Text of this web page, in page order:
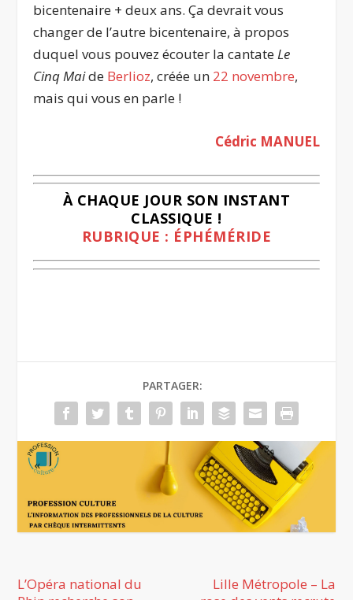
bicentenaire + deux ans. Ça devrait vous
changer de l’autre bicentenaire, à propos
duquel vous pouvez écouter la cantateLe
Cinq Maide Berlioz, créée un 22 novembre,
mais qui vous en parle !
Cédric MANUEL
À CHAQUE JOUR SON INSTANT
CLASSIQUE !
RUBRIQUE : ÉPHÉMÉRIDE
PARTAGER:
L’Opéra national du
Lille Métropole – La